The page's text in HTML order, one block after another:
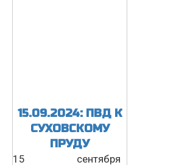
15.09.2024: ПВД К
СУХОВСКОМУ
ПРУДУ
15 сентября